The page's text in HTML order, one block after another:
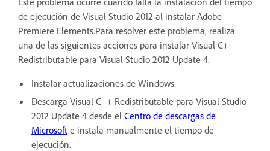
de ejecución de Visual Studio 2012 al instalar Adobe
Premiere Elements.Para resolver este problema, realiza
una de las siguientes acciones para instalar Visual C++
Redistributable para Visual Studio 2012 Update 4.
Instalar actualizaciones de Windows.
Descarga Visual C++ Redistributable para Visual Studio
2012 Update 4 desde el Centro de descargas de
Microsoft e instala manualmente el tiempo de
ejecución.